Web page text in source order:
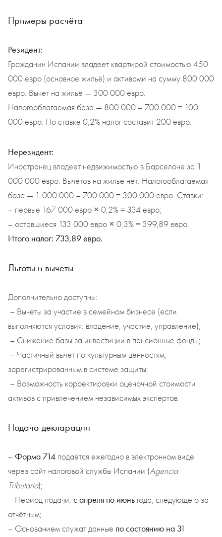
Примеры расчёта
Резидент:
Гражданин Испании владеет квартирой стоимостью 450
000 евро (основное жильё) и активами на сумму 800 000
евро. Вычет на жильё — 300 000 евро.
Налогооблагаемая база — 800 000 – 700 000 = 100
000 евро. По ставке 0,2% налог составит 200 евро.
Нерезидент:
Иностранец владеет недвижимостью в Барселоне за 1
000 000 евро. Вычетов на жильё нет. Налогооблагаемая
база — 1 000 000 – 700 000 = 300 000 евро. Ставки:
– первые 167 000 евро × 0,2% = 334 евро;
– оставшиеся 133 000 евро × 0,3% = 399,89 евро.
Итого налог: 733,89 евро.
Льготы и вычеты
Дополнительно доступны:
– Вычеты за участие в семейном бизнесе (если
выполняются условия: владение, участие, управление);
– Снижение базы за инвестиции в пенсионные фонды;
– Частичный вычет по культурным ценностям,
зарегистрированным в системе защиты;
– Возможность корректировки оценочной стоимости
активов с привлечением независимых экспертов.
Подача декларации
– Форма 714 подаётся ежегодно в электронном виде
через сайт налоговой службы Испании (Agencia
Tributaria);
– Период подачи: с апреля по июнь года, следующего за
отчётным;
– Основанием служат данные по состоянию на 31